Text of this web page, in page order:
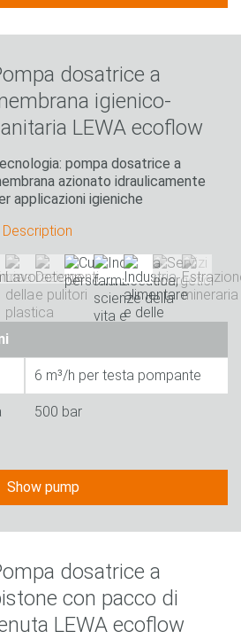
dosatrice a
igienico-
LEWA ecoflow
pompa dosatrice a
azionato idraulicamente
applicazioni igieniche
Description
6 m³/h per testa pompante
500 bar
Show pump
dosatrice a
con pacco di
LEWA ecoflow